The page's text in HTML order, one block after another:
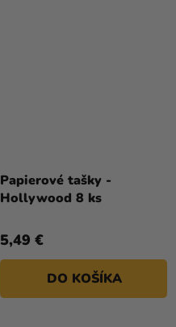
Papierové tašky -
Hollywood 8 ks
5,49 €
DO KOŠÍKA